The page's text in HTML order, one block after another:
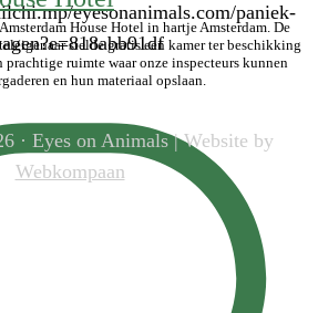
eyesonanimals.com/paniek-
House Hotel in hartje Amsterdam. De
stelde gratis een kamer ter beschikking
prachtige ruimte waar onze inspecteurs kunnen
en hun materiaal opslaan.
· Eyes on Animals | Website by
Webkompaan